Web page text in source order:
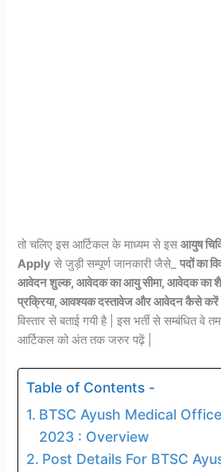
तो चलिए इस आर्टिकल के माध्यम से इसआयुष
Apply से जुड़ी सम्पूर्ण जानकारी जैसे_पदों का
आवेदन शुल्क, आवेदक का आयु सीमा, आवेदक का
प्रक्रिया, आवश्यक दस्तावेज और आवेदन कैसे करें
विस्तार से बताई गयी है | इस भर्ती से सम्बंधित वे
आर्टिकल को अंत तक जरुर पढ़ें |
Table of Contents -
BTSC Ayush Medical
2023 : Overview
Post Details For BTSC